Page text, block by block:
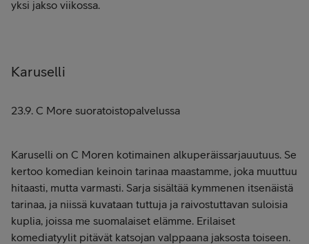
yksi jakso viikossa.
Karuselli
23.9. C More suoratoistopalvelussa
Karuselli on C Moren kotimainen alkuperäissarjauutuus. Se
kertoo komedian keinoin tarinaa maastamme, joka muuttuu
hitaasti, mutta varmasti. Sarja sisältää kymmenen itsenäistä
tarinaa, ja niissä kuvataan tuttuja ja raivostuttavan suloisia
kuplia, joissa me suomalaiset elämme. Erilaiset
komediatyylit pitävät katsojan valppaana jaksosta toiseen.